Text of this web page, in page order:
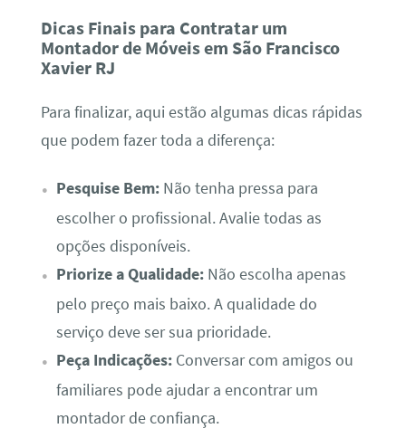
Dicas Finais para Contratar um
Montador de Móveis em São Francisco
Xavier RJ
Para finalizar, aqui estão algumas dicas rápidas
que podem fazer toda a diferença:
Pesquise Bem:Não tenha pressa para
escolher o profissional. Avalie todas as
opções disponíveis.
Priorize a Qualidade:Não escolha apenas
pelo preço mais baixo. A qualidade do
serviço deve ser sua prioridade.
Peça Indicações:Conversar com amigos ou
familiares pode ajudar a encontrar um
montador de confiança.